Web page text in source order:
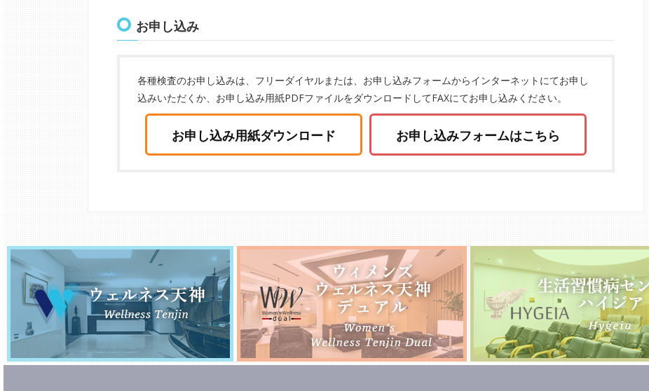
お申し込み
各種検査のお申し込みは、フリーダイヤルまたは、お申し込みフォームからインターネットにてお申し
込みいただくか、お申し込み用紙PDFファイルをダウンロードしてFAXにてお申し込みください。
お申し込み用紙ダウンロード お申し込みフォームはこちら